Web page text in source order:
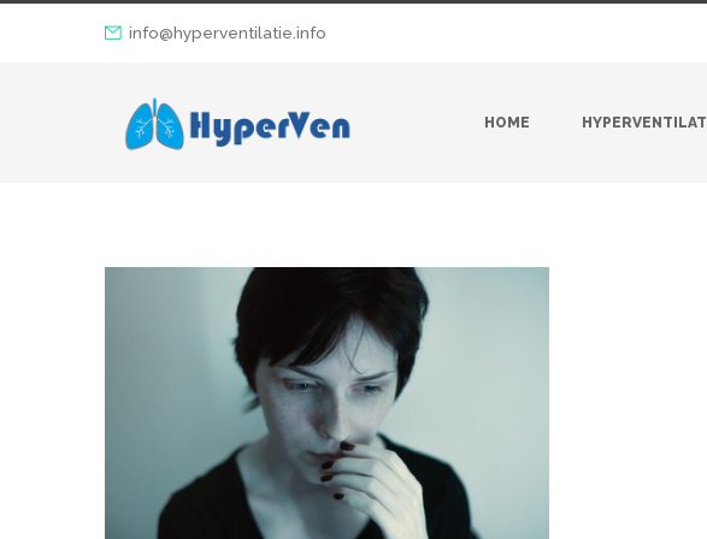
info@hyperventilatie.info
HOME